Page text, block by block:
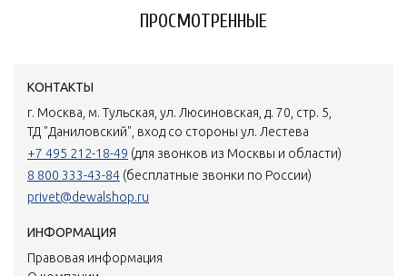
ПРОСМОТРЕННЫЕ
КОНТАКТЫ
г. Москва, м. Тульская, ул. Люсиновская, д. 70, стр. 5,
ТД "Даниловский", вход со стороны ул. Лестева
+7 495 212-18-49 (для звонков из Москвы и области)
8 800 333-43-84 (бесплатные звонки по России)
privet@dewalshop.ru
ИНФОРМАЦИЯ
Правовая информация